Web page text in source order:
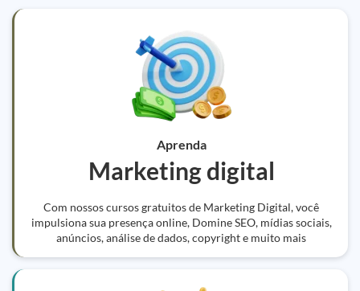
Aprenda
Marketing digital
Com nossos cursos gratuitos de Marketing Digital, você
impulsiona sua presença online, Domine SEO, mídias sociais,
anúncios, análise de dados, copyright e muito mais